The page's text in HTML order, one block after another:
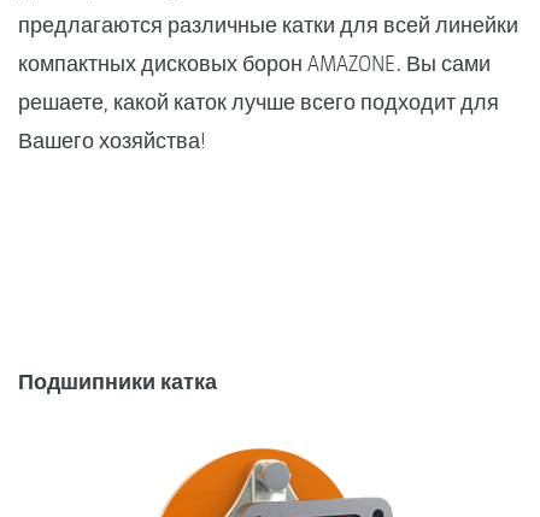
предлагаются различные катки для всей линейки
компактных дисковых борон AMAZONE. Вы сами
решаете, какой каток лучше всего подходит для
Вашего хозяйства!
Подшипники катка